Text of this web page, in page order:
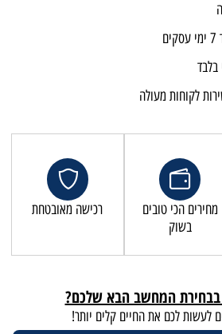
לקוחות מעולה
מחירים הכי טובים
בשוק
רכישה מאובטחת
בבחירת המחשב הבא שלכם?
לעשות לכם את החיים קלים יותר!